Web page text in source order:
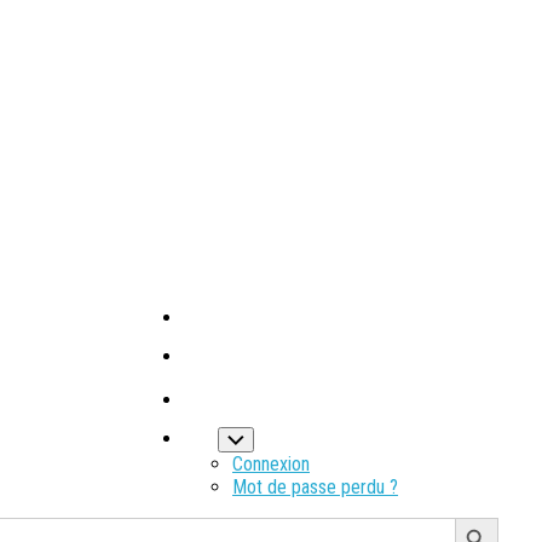
Connexion
Mot de passe perdu ?
Search Button